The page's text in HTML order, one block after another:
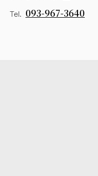
Tel. 093-967-3640